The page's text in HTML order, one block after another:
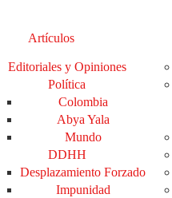
Artículos
Editoriales y Opiniones
Política
Colombia
Abya Yala
Mundo
DDHH
Desplazamiento Forzado
Impunidad